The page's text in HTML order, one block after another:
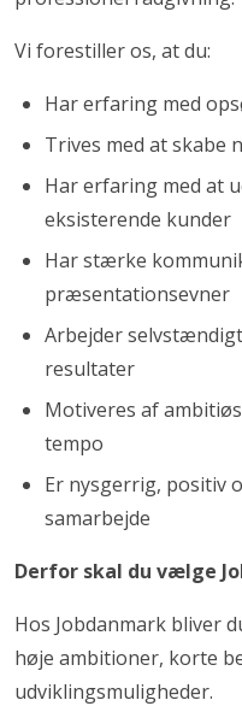
Vi forestiller os, at du:
Har erfaring med
Trives med at skabe
Har erfaring med at
eksisterende kunder
Har stærke
præsentationsevner
Arbejder
resultater
Motiveres af
tempo
Er nysgerrig, positiv
samarbejde
Derfor skal du vælge
Hos Jobdanmark bliver
høje ambitioner, korte
udviklingsmuligheder.